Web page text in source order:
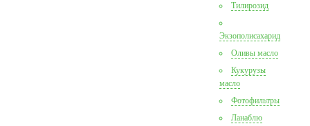
Тилирозид
Экзополисахарид
Оливы масло
Кукурузы
масло
Фотофильтры
Ланаблю